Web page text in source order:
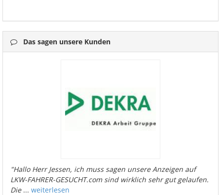
Das sagen unsere Kunden
"Hallo Herr Jessen, ich muss sagen unsere Anzeigen auf
LKW-FAHRER-GESUCHT.com sind wirklich sehr gut gelaufen.
Die... weiterlesen